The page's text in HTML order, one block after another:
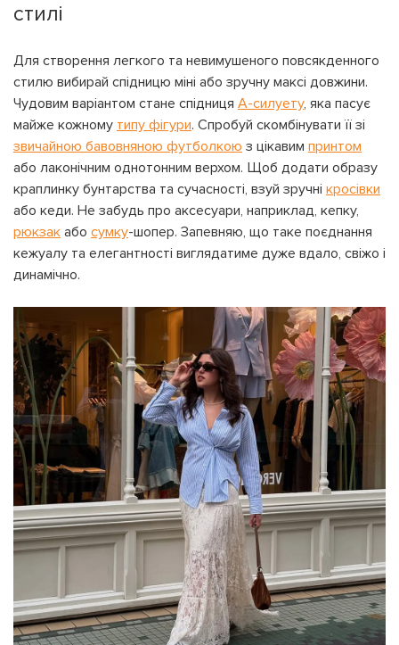
стилі
Для створення легкого та невимушеного повсякденного
стилю вибирай спідницю міні або зручну максі довжини.
Чудовим варіантом стане спідниця А-силуету, яка пасує
майже кожному типу фігури. Спробуй скомбінувати її зі
звичайною бавовняною футболкою з цікавим принтом
або лаконічним однотонним верхом. Щоб додати образу
краплинку бунтарства та сучасності, взуй зручні кросівки
або кеди. Не забудь про аксесуари, наприклад, кепку,
рюкзак або сумку-шопер. Запевняю, що таке поєднання
кежуалу та елегантності виглядатиме дуже вдало, свіжо і
динамічно.